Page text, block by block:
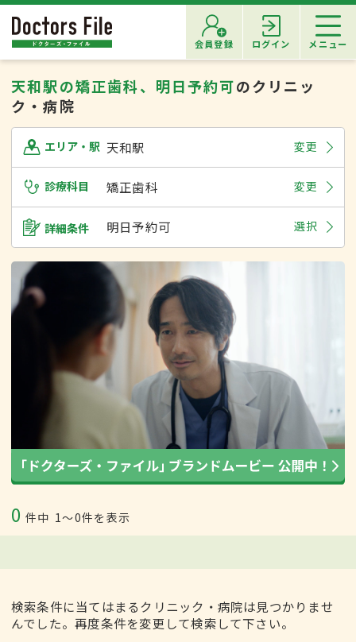
会員登録 ログイン メニュー
天和駅の矯正歯科、明日予約可のクリニッ
ク・病院
エリア・駅 天和駅 変更
診療科目 矯正歯科 変更
詳細条件 明日予約可 選択
0 件中 1〜0件を表示
検索条件に当てはまるクリニック・病院は見つかりませ
んでした。再度条件を変更して検索して下さい。